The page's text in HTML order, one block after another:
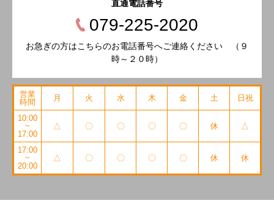
直通電話番号
079-225-2020
お急ぎの方はこちらのお電話番号へご連絡ください （９
時～２０時）
営業
時間
月 火 水 木 金 土 日祝
10:00
~
17:00
△ 〇 〇 〇 〇 休 △
17:00
~
20:00
△ 〇 〇 〇 〇 休 休